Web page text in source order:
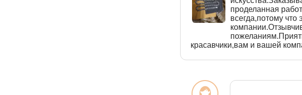
проделанная
всегда,потому что
красавчики,вам и вашей